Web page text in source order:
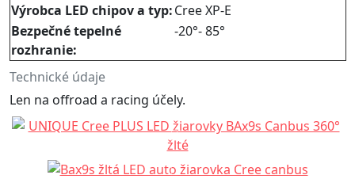
Technické údaje
Výrobca LED chipov a typ:Cree XP-E
Bezpečné tepelné
rozhranie:​
-20°- 85°
Len na offroad a racing účely.